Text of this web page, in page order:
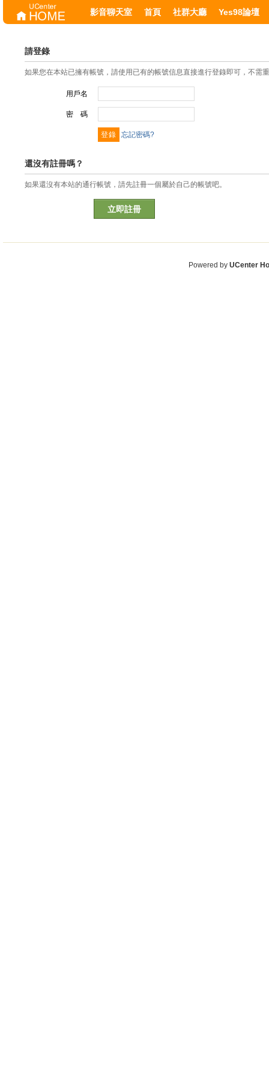
影音聊天室 首頁 社群大廳 Yes98論壇
請登錄
如果您在本站已擁有帳號，請使用已有的帳號信息直接進行登錄即可，不需
用戶名
密 碼
忘記密碼?
還沒有註冊嗎？
如果還沒有本站的通行帳號，請先註冊一個屬於自己的帳號吧。
立即註冊
Powered by UCenter